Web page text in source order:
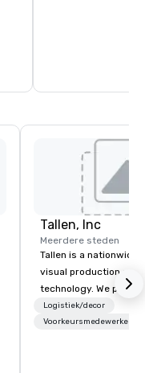
Tallen, Inc
Meerdere steden
Tallen is a nationwide
visual production and
technology. We
solutions — from
state-of-the-art
Logistiek/decor
Voorkeursmedewerkers